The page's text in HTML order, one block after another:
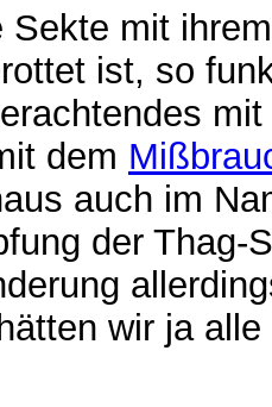
Sekte mit
ist, so
dem
auch im
der Thag-
wir ja